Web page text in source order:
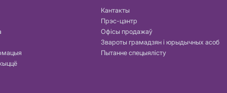
Кантакты
Прэс-цэнтр
Офісы продажаў
Звароты грамадзян і юрыдычных асоб
Пытанне спецыялісту